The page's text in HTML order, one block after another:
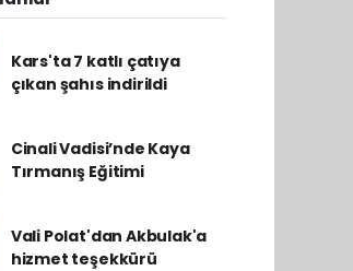
Kars'ta 7 katlı çatıya
çıkan şahıs indirildi
Cinali Vadisi’nde Kaya
Tırmanış Eğitimi
Vali Polat'dan Akbulak'a
hizmet teşekkürü